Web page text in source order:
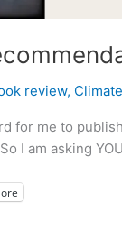
review,
for me to
I am asking